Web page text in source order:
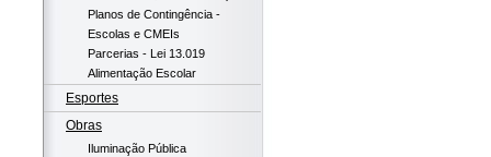
Planos de Contingência -
Escolas e CMEIs
Parcerias - Lei 13.019
Alimentação Escolar
Esportes
Obras
Iluminação Pública